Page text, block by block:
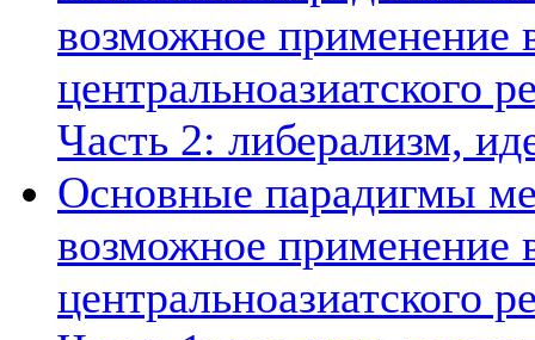
возможное применение
центральноазиатского
Часть 2: либерализм,
Основные парадигмы
возможное применение
центральноазиатского